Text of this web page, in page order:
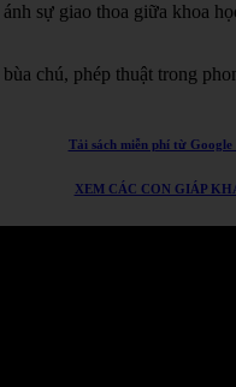
sự giao thoa giữa khoa
chú, phép thuật trong
Tải sách miễn phí từ
XEM CÁC CON GIÁP